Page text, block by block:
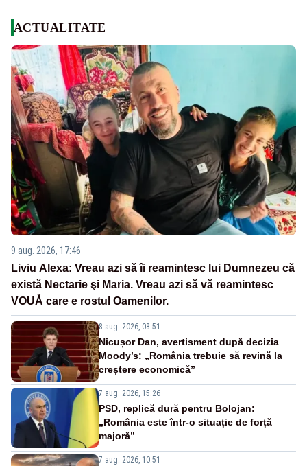
ACTUALITATE
9 aug. 2026, 17:46
Liviu Alexa: Vreau azi sǎ îi reamintesc lui Dumnezeu cǎ
existǎ Nectarie şi Maria. Vreau azi sǎ vǎ reamintesc
VOUǍ care e rostul Oamenilor.
8 aug. 2026, 08:51
Nicușor Dan, avertisment după decizia
Moody’s: „România trebuie să revină la
creștere economică”
7 aug. 2026, 15:26
PSD, replică dură pentru Bolojan:
„România este într-o situație de forță
majoră”
7 aug. 2026, 10:51